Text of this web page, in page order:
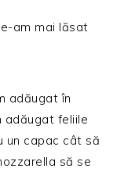
am mai lăsat
adăugat în
adăugat feliile
un capac cât să
să se